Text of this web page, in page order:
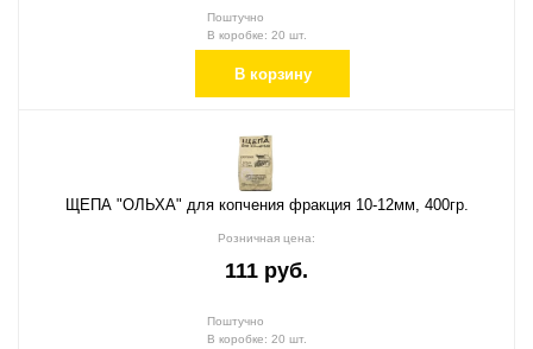
Поштучно
В коробке: 20 шт.
В корзину
ЩЕПА "ОЛЬХА" для копчения фракция 10-12мм, 400гр.
Розничная цена:
111 руб.
Поштучно
В коробке: 20 шт.